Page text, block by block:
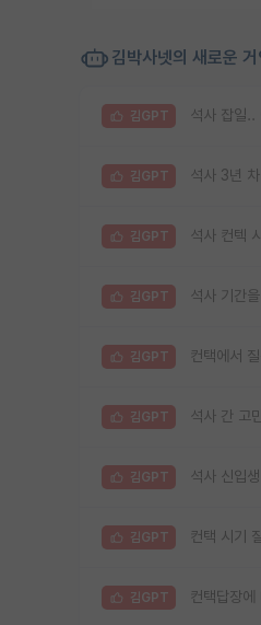
김박사넷의 새로운
김GPT 석사 잡일..
김GPT 석사 3년
김GPT 석사 컨텍
김GPT 석사 기간
김GPT 컨택에서
김GPT 석사 간 고
김GPT 석사 신입생
김GPT 컨택 시기
김GPT 컨택답장에